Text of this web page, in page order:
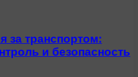
за транспортом:
и безопасность